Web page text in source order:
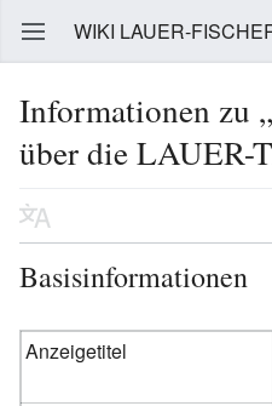
WIKI LAUER-
Informationen zu
über die
Basisinformationen
Anzeigetitel